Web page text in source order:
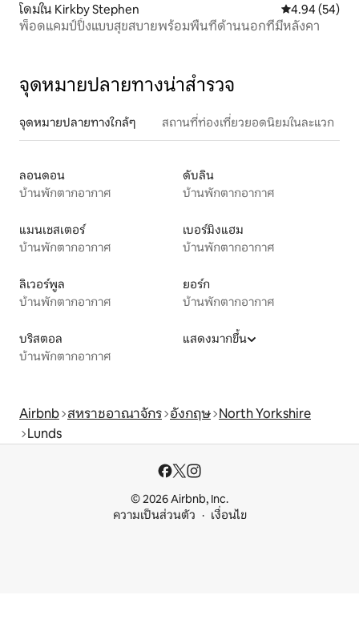
โดมใน Kirkby Stephen คะแนนเฉลี่ย
4.94 (54)
พ็อดแคมป์ปิ้งแบบสุขสบายพร้อมพื้นที่ด้านนอกที่มีหลังคา
จุดหมายปลายทางน่าสำรวจ
จุดหมายปลายทางใกล้ๆ สถานที่ท่องเที่ยวยอดนิยมในละแวก
ลอนดอน
บ้านพักตากอากาศ
ดับลิน
บ้านพักตากอากาศ
แมนเชสเตอร์
บ้านพักตากอากาศ
เบอร์มิงแฮม
บ้านพักตากอากาศ
ลิเวอร์พูล
บ้านพักตากอากาศ
ยอร์ก
บ้านพักตากอากาศ
บริสตอล
บ้านพักตากอากาศ
แสดงมากขึ้น
Airbnb สหราชอาณาจักร อังกฤษ North Yorkshire
Lunds
© 2026 Airbnb, Inc.
ความเป็นส่วนตัว
เงื่อนไข